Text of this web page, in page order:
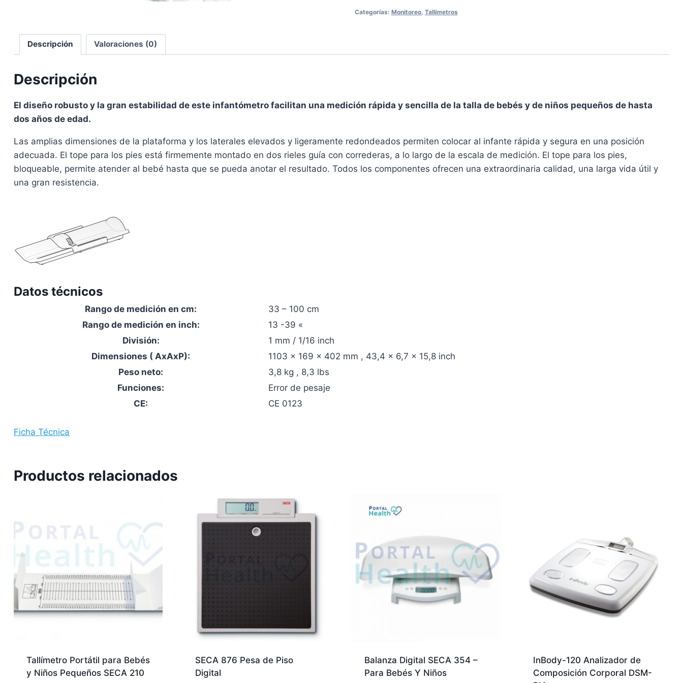
Categorías: Monitoreo, Tallímetros
Descripción Valoraciones (0)
Descripción
El diseño robusto y la gran estabilidad de este infantómetro facilitan una medición rápida y sencilla de la talla de bebés y de niños pequeños de hasta
dos años de edad.
Las amplias dimensiones de la plataforma y los laterales elevados y ligeramente redondeados permiten colocar al infante rápida y segura en una posición
adecuada. El tope para los pies está firmemente montado en dos rieles guía con correderas, a lo largo de la escala de medición. El tope para los pies,
bloqueable, permite atender al bebé hasta que se pueda anotar el resultado. Todos los componentes ofrecen una extraordinaria calidad, una larga vida útil y
una gran resistencia.
Datos técnicos
Rango de medición en cm:
33 – 100 cm
Rango de medición en inch:
13 -39 «
División:
1 mm / 1/16 inch
Dimensiones ( AxAxP):
1103 x 169 x 402 mm , 43,4 x 6,7 x 15,8 inch
Peso neto:
3,8 kg , 8,3 lbs
Funciones:
Error de pesaje
CE:
CE 0123
Ficha Técnica
Productos relacionados
Tallímetro Portátil para Bebés
y Niños Pequeños SECA 210
SECA 876 Pesa de Piso
Digital
Balanza Digital SECA 354 –
Para Bebés Y Niños
InBody-120 Analizador de
Composición Corporal DSM-